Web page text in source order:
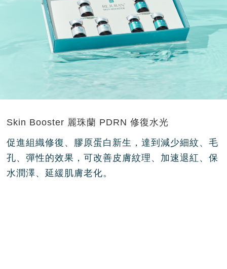
Skin Booster 麗珠蘭 PDRN 修復水光
促進組織修復、膠原蛋白新生，達到減少細紋、毛
孔、彈性的效果，可改善皮膚紋理、加速退紅、保
水潤澤、延緩肌膚老化。